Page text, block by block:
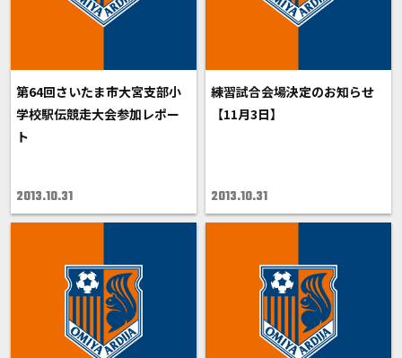
第64回さいたま市大宮支部小
学校駅伝競走大会参加レポー
ト
2013.10.31
練習試合会場決定のお知らせ
【11月3日】
2013.10.31